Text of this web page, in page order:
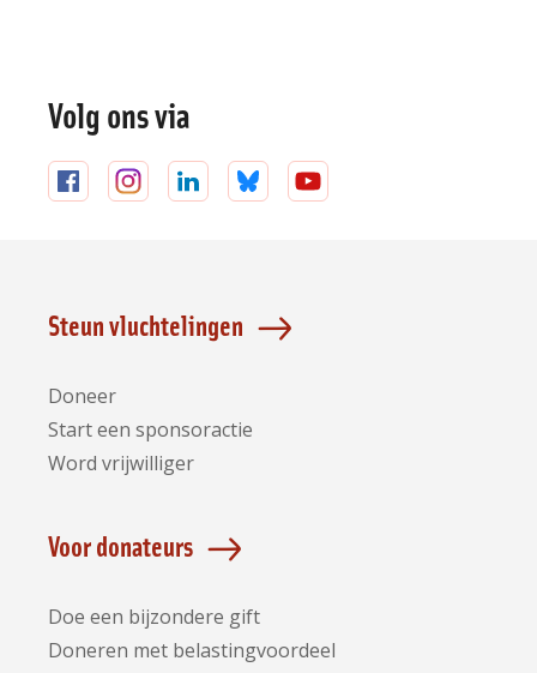
Volg ons via
Volg
Volg
Volg
Volg
Volg
Steun vluchtelingen
Doneer
Start een sponsoractie
Word vrijwilliger
Voor donateurs
Doe een bijzondere gift
Doneren met belastingvoordeel